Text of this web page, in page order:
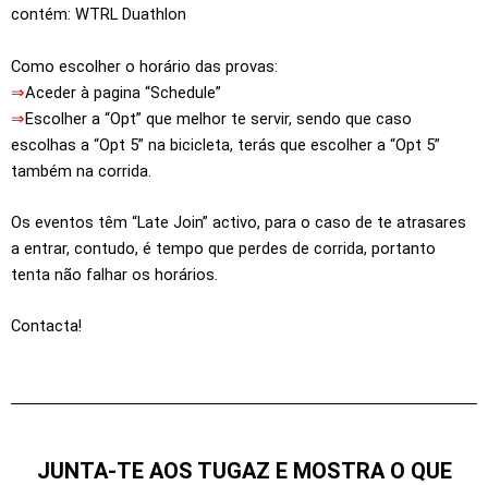
contém: WTRL Duathlon
Como escolher o horário das provas:
⇒Aceder à pagina “Schedule”
⇒Escolher a “Opt” que melhor te servir, sendo que caso
escolhas a “Opt 5” na bicicleta, terás que escolher a “Opt 5”
também na corrida.
Os eventos têm “Late Join” activo, para o caso de te atrasares
a entrar, contudo, é tempo que perdes de corrida, portanto
tenta não falhar os horários.
Contacta!
JUNTA-TE AOS TUGAZ E MOSTRA O QUE